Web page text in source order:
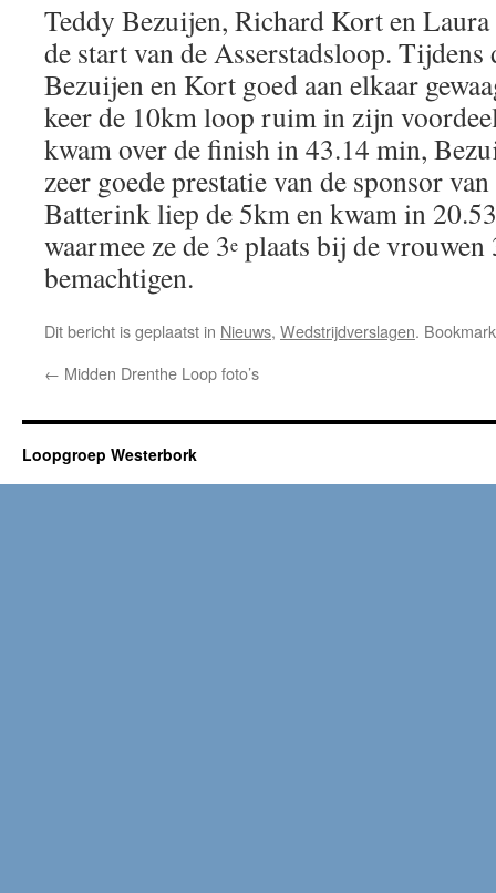
Teddy Bezuijen, Richard Kort en
de start van de Asserstadsloop.
Bezuijen en Kort goed aan elkaar
keer de 10km loop ruim in zijn
kwam over de finish in 43.14 min,
zeer goede prestatie van de sponsor
Batterink liep de 5km en kwam in
waarmee ze de 3e plaats bij de vrouwen
bemachtigen.
Dit bericht is geplaatst in Nieuws, Wedstrijdverslagen.
← Midden Drenthe Loop foto’s
Loopgroep Westerbork